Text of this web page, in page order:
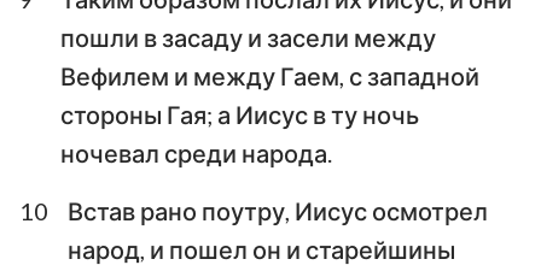
пошли в засаду и засели между
Вефилем и между Гаем, с западной
стороны Гая; а Иисус в ту ночь
ночевал среди народа.
10
Встав рано поутру, Иисус осмотрел
народ, и пошел он и старейшины